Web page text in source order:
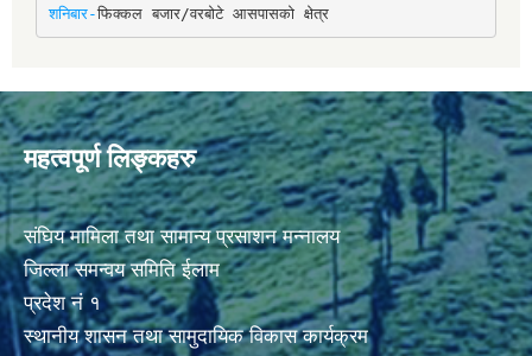
शनिबार-फिक्कल बजार/वरबोटे आसपासको क्षेत्र
महत्वपूर्ण लिङ्कहरु
संघिय मामिला तथा सामान्य प्रसाशन मन्नालय
जिल्ला समन्वय समिति ईलाम
प्रदेश नं १
स्थानीय शासन तथा सामुदायिक विकास कार्यक्रम